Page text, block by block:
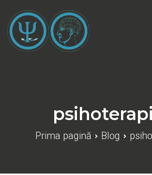
conținut
Prima pagină Blog